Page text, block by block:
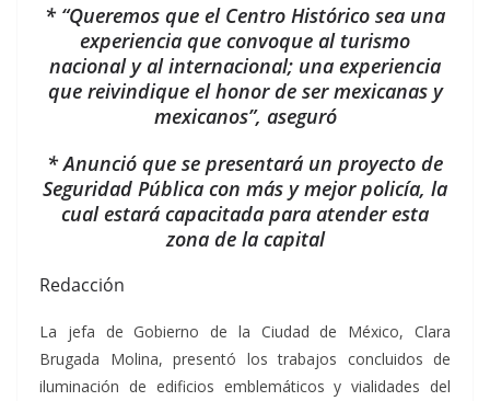
* “Queremos que el Centro Histórico sea una
experiencia que convoque al turismo
nacional y al internacional; una experiencia
que reivindique el honor de ser mexicanas y
mexicanos”, aseguró
* Anunció que se presentará un proyecto de
Seguridad Pública con más y mejor policía, la
cual estará capacitada para atender esta
zona de la capital
Redacción
La jefa de Gobierno de la Ciudad de México, Clara
Brugada Molina, presentó los trabajos concluidos de
iluminación de edificios emblemáticos y vialidades del